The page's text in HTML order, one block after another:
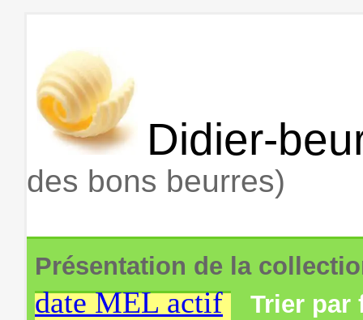
Didier-
des bons beurres)
Présentation de la
date MEL actif
Trier par